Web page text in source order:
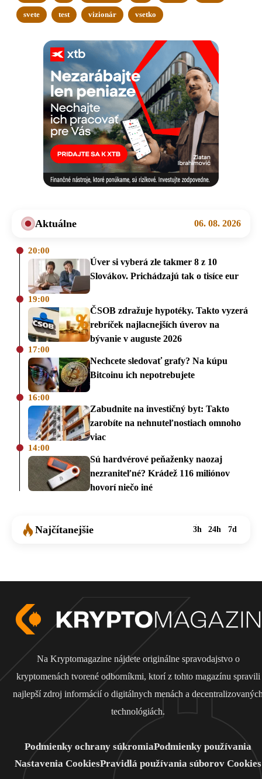
svete test vizionár vsetko
Aktuálne 06. 08. 2026
20:00
Úver si vyberá zle takmer 8 z 10
Slovákov. Prichádzajú tak o tisíce eur
19:00
ČSOB zdražuje hypotéky. Takto vyzerá
rebríček najlacnejších úverov na
bývanie v auguste 2026
17:00
Nechcete sledovať grafy? Na kúpu
Bitcoinu ich nepotrebujete
16:00
Zabudnite na investičný byt: Takto
zarobíte na nehnuteľnostiach omnoho
viac
14:00
Sú hardvérové peňaženky naozaj
nezraniteľné? Krádež 116 miliónov
hovorí niečo iné
Najčítanejšie 3h 24h 7d
Na Kryptomagazine nájdete originálne spravodajstvo o
kryptomenách tvorené odborníkmi, ktorí z tohto magazínu spravili
najlepší zdroj informácií o digitálnych menách a
technológiách.
Podmienky ochrany súkromiaPodmienky používania
Nastavenia CookiesPravidlá používania súborov Cookies